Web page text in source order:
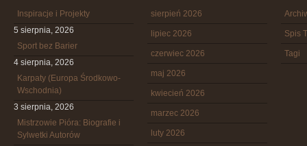
Inspiracje i Projekty
5 sierpnia, 2026
Sport bez Barier
4 sierpnia, 2026
Karpaty (Europa Środkowo-
Wschodnia)
3 sierpnia, 2026
Mistrzowie Pióra: Biografie i
Sylwetki Autorów
sierpień 2026
lipiec 2026
czerwiec 2026
maj 2026
kwiecień 2026
marzec 2026
luty 2026
Spis
Tagi